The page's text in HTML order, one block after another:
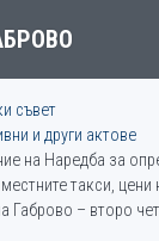
съвет
и други актове
на Наредба за
такси, цени
Габрово – второ